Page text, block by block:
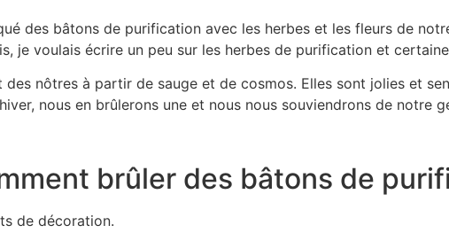
des bâtons de purification avec les herbes et les fleurs de
je voulais écrire un peu sur les herbes de purification et
nôtres à partir de sauge et de cosmos. Elles sont jolies et
nous en brûlerons une et nous nous souviendrons de notre
brûler des bâtons de
de décoration.